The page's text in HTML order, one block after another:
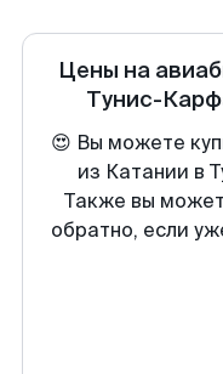
Цены на
Тунис-
😍 Вы можете
из Катании в
Также вы
обратно, если